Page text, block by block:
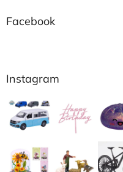
Facebook
Instagram